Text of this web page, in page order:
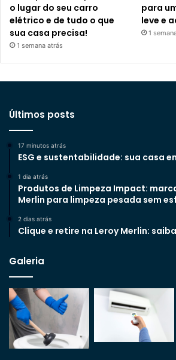
o lugar do seu carro
elétrico e de tudo o que
sua casa precisa!
1 semana atrás
para
leve e
1
Últimos posts
17 minutos atrás
ESG e sustentabilidade: sua casa
1 dia atrás
Produtos de Limpeza Impact:
Merlin para limpeza pesada sem
2 dias atrás
Clique e retire na Leroy Merlin:
Galeria